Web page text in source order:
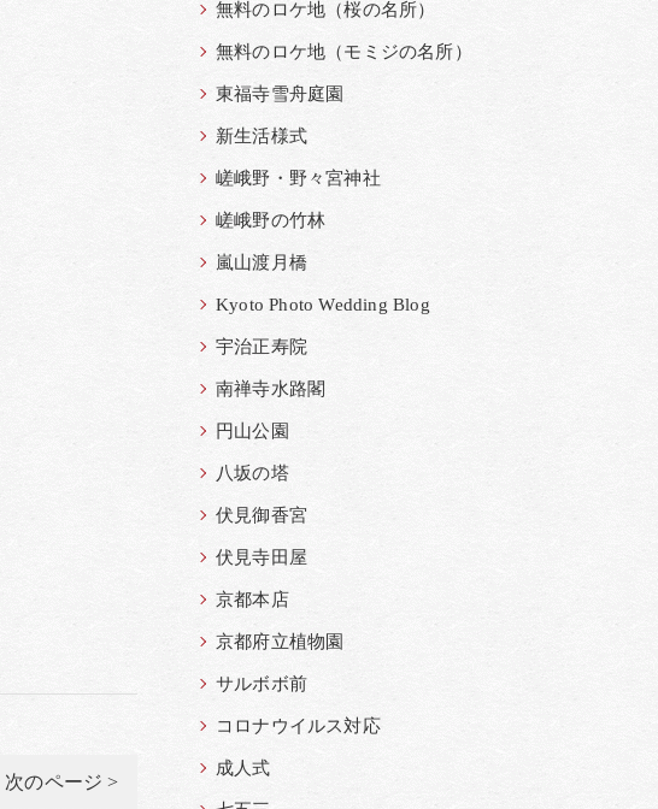
次のページ >
無料のロケ地（桜の名所）
無料のロケ地（モミジの名所）
東福寺雪舟庭園
新生活様式
嵯峨野・野々宮神社
嵯峨野の竹林
嵐山渡月橋
Kyoto Photo Wedding Blog
宇治正寿院
南禅寺水路閣
円山公園
八坂の塔
伏見御香宮
伏見寺田屋
京都本店
京都府立植物園
サルボボ前
コロナウイルス対応
成人式